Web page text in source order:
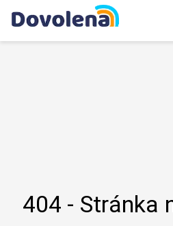
404 - Stránka